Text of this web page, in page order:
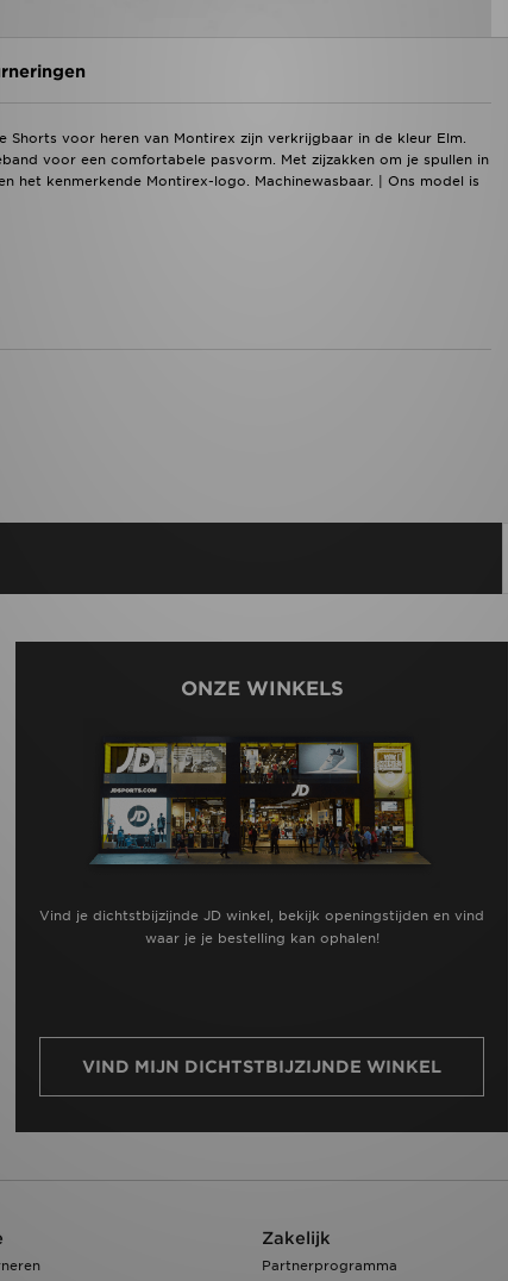
voor heren van Montirex zijn verkrijgbaar in de kleur Elm.
voor een comfortabele pasvorm. Met zijzakken om je spullen in
kenmerkende Montirex-logo. Machinewasbaar. | Ons model is
ONZE WINKELS
Vind je dichtstbijzijnde JD winkel, bekijk openingstijden en vind
waar je je bestelling kan ophalen!
VIND MIJN DICHTSTBIJZIJNDE WINKEL
Zakelijk
Partnerprogramma